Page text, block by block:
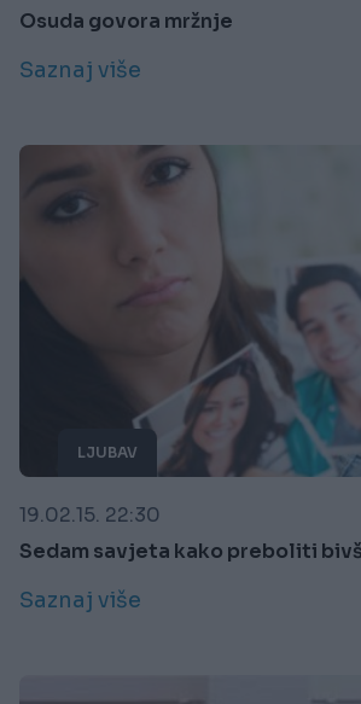
Osuda govora mržnje
Saznaj više
LJUBAV
19.02.15. 22:30
Sedam savjeta kako preboliti
Saznaj više